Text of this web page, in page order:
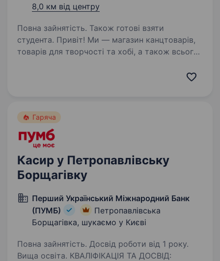
8,0 км від центру
Повна зайнятість. Також готові взяти
студента. Привіт! Ми — магазин канцтоварів,
товарів для творчості та хобі, а також всього
метро ВДНГ (100м) у Києві. Якщо тобі цікава
Гаряча
Касир у Петропавлівську
Борщагівку
Перший Український Міжнародний Банк
(ПУМБ)
Петропавлівська
Борщагівка, шукаємо у Києві
Повна зайнятість. Досвід роботи від 1 року.
Вища освіта. КВАЛІФІКАЦІЯ ТА ДОСВІД: